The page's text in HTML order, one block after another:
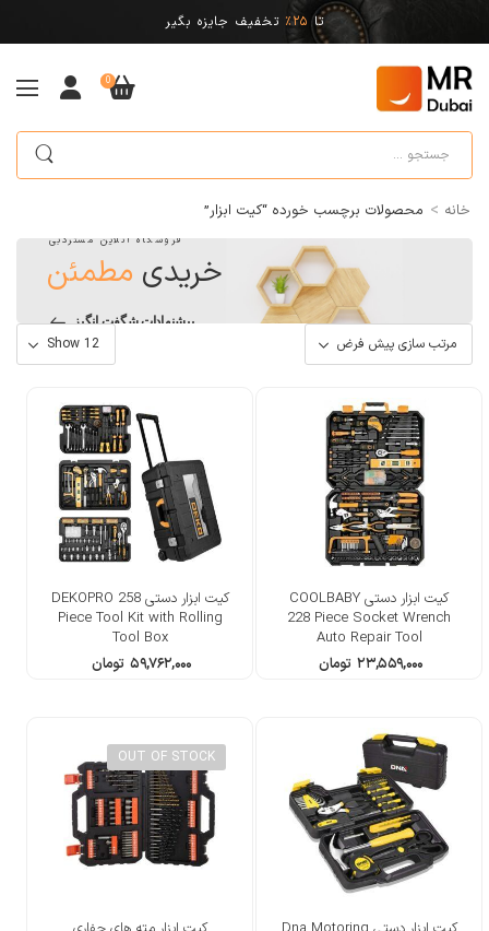
تا 25% تخفیف جایزه بگیر
0
خانه > محصولات برچسب خورده “کیت ابزار”
فروشگاه آنلاین مستردبی
خریدی مطمئن
پیشنهادات شگفت انگیز
کیت ابزار دستی COOLBABY
228 Piece Socket Wrench
Auto Repair Tool
۲۳,۵۵۹,۰۰۰ تومان
کیت ابزار دستی DEKOPRO 258
Piece Tool Kit with Rolling
Tool Box
۵۹,۷۶۲,۰۰۰ تومان
OUT OF STOCK